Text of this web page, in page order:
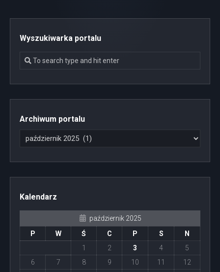
Wyszukiwarka portalu
Archiwum portalu
Kalendarz
październik 2025
P
W Ś C P S
N
1
2 3 4
5
6
7 8 9 10 11
12